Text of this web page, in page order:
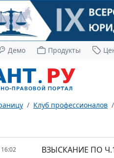
Демо Продукты
Клуб профессионалов
ВЗЫСКАНИЕ ПО